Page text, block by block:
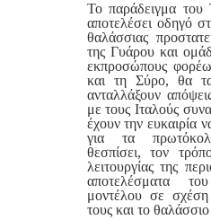
Το παράδειγμα
αποτελέσει οδηγό
θαλάσσιας
της Γυάρου και
εκπροσώπους
και τη Σύρο, θα
ανταλλάξουν
με τους Ιταλούς
έχουν την ευκαιρία
για τα
θεσπίσει, τον
λειτουργίας της
αποτελέσματα
μοντέλου σε
τους και το